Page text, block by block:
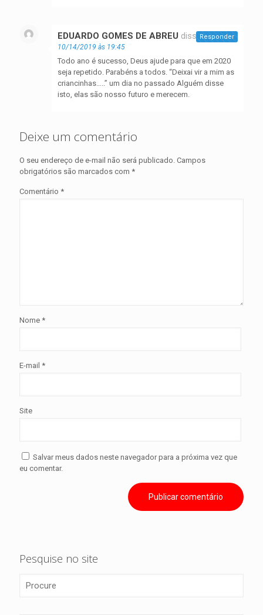
EDUARDO GOMES DE ABREU disse:
10/14/2019 às 19:45
Todo ano é sucesso, Deus ajude para que em 2020
seja repetido. Parabéns a todos. “Deixai vir a mim as
criancinhas…..” um dia no passado Alguém disse
isto, elas são nosso futuro e merecem.
Responder
Deixe um comentário
O seu endereço de e-mail não será publicado. Campos
obrigatórios são marcados com *
Comentário *
Nome *
E-mail *
Site
Salvar meus dados neste navegador para a próxima vez que
eu comentar.
Pesquise no site